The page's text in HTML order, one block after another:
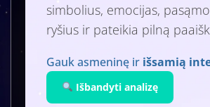
simbolius, emocijas,
ryšius ir pateikia pilną
Gauk asmeninę ir išsamią
Išbandyti analizę